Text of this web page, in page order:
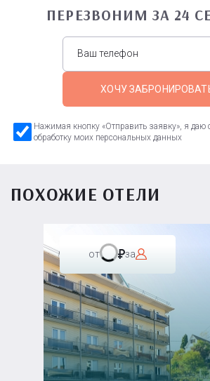
ПЕРЕЗВОНИМ ЗА 24
ХОЧУ
Нажимая кнопку «Отправить заявку», я даю
обработку моих персональных данных
ПОХОЖИЕ ОТЕЛИ
от за